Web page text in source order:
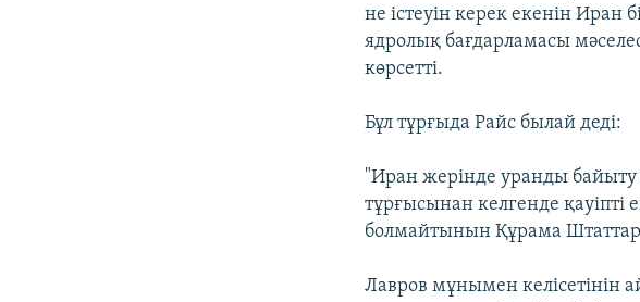
не істеуін керек екенін
ядролық бағдарламасы
көрсетті.
Бұл тұрғыда Райс былай деді:
"Иран жерінде уранды байыту
тұрғысынан келгенде қауіпті
болмайтынын Құрама
Лавров мұнымен келісетінін